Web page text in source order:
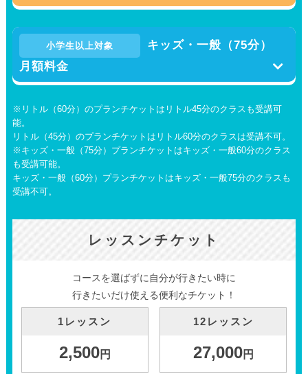
小学生以上対象
キッズ・一般（75分）
月額料金
※リトル（60分）のプランチケットはリトル45分のクラスも受講可
能。
リトル（45分）のプランチケットはリトル60分のクラスは受講不可。
※キッズ・一般（75分）プランチケットはキッズ・一般60分のクラス
も受講可能。
キッズ・一般（60分）プランチケットはキッズ・一般75分のクラスも
受講不可。
レッスンチケット
コースを選ばずに自分が行きたい時に
行きたいだけ使える便利なチケット！
1レッスン
2,500円
12レッスン
27,000円